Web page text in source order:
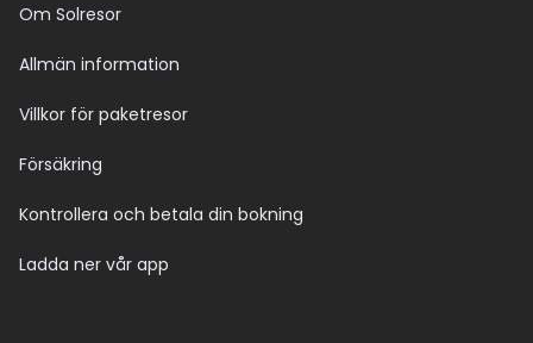
Om Solresor
Allmän information
Villkor för paketresor
Försäkring
Kontrollera och betala din bokning
Ladda ner vår app